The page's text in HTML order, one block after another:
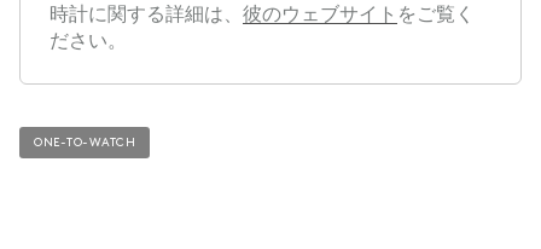
時計に関する詳細は、 彼のウェブサイト をご覧く
ださい。
ONE-TO-WATCH